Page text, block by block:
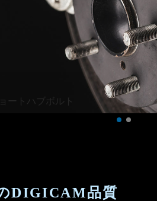
ートハブボルト
DIGICAM品質